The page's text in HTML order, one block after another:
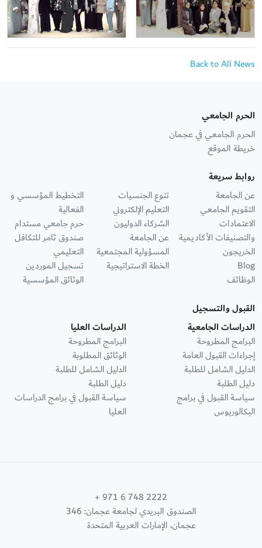
Back to All News
الحرم الجامعي
الحرم الجامعي في عجمان
خريطة الموقع
روابط سريعة
عن الجامعة
التقويم الجامعي
الاعتمادات
والتصنيفات الأكاديمية
الخريجون
Blog
الوظائف
تنوع الجنسيات
التعليم الإلكتروني
الشركاء الدوليون
عن الجامعة
المسؤولية المجتمعية
الخطة الاستراتيجية
التخطيط المؤسسي و
الفعالية
حرم جامعي مستدام
صندوق ثامر للتكافل
التعليمي
تسجيل الموردين
الوثائق المؤسسية
القبول والتسجيل
الدراسات الجامعية
البرامج المطروحة
إجراءات القبول العامة
الدليل الشامل للطلبة
دليل الطلبة
سياسة القبول في برامج
البكالوريوس
الدراسات العليا
البرامج المطروحة
الوثائق المطلوبة
الدليل الشامل للطلبة
دليل الطلبة
سياسة القبول في برامج الدراسات
العليا
+ 971 6 748 2222
الصندوق البريدي لجامعة عجمان: 346
عجمان، الإمارات العربية المتحدة